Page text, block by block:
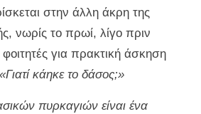
στην άλλη άκρη της
νωρίς το πρωί, λίγο πριν
για πρακτική άσκηση
«Γιατί κάηκε το δάσος;»
πυρκαγιών είναι ένα